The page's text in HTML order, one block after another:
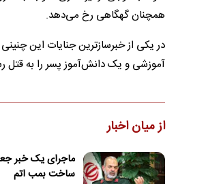
همچنان گهگاهی رخ می‌دهد.
آموزشی و یک دانش‌آموز پسر را به قتل
از میان اخبار
ماجرای یک خبر
ساخت بمب اتم